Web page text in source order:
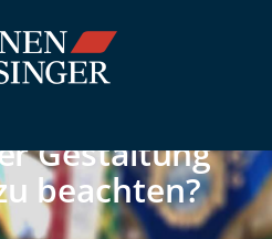
Gestaltung
beachten?